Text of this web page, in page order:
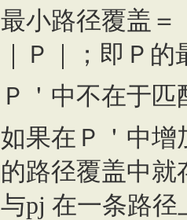
最小路径覆盖＝
｜Ｐ｜；即Ｐ
Ｐ＇中不在于
如果在Ｐ＇中增
的路径覆盖中
与pj 在一条路